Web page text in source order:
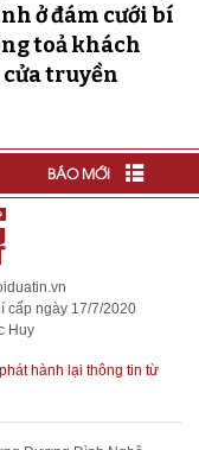
ở đám cưới bí
toả khách
cửa truyền
BÁO MỚI
cấp ngày 17/7/2020
Huy
hành lại thông tin từ